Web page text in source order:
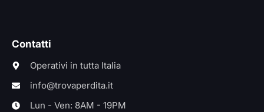
Contatti
Operativi in tutta Italia
info@trovaperdita.it
Lun - Ven: 8AM - 19PM